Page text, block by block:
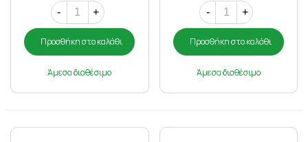
- +
Προσθήκη στο καλάθι
Άμεσα διαθέσιμο
- +
Προσθήκη στο καλάθι
Άμεσα διαθέσιμο